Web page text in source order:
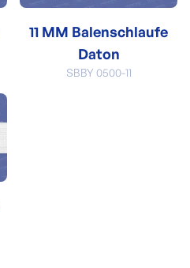
11 MM Balenschlaufe
Daton
SBBY 0500-11